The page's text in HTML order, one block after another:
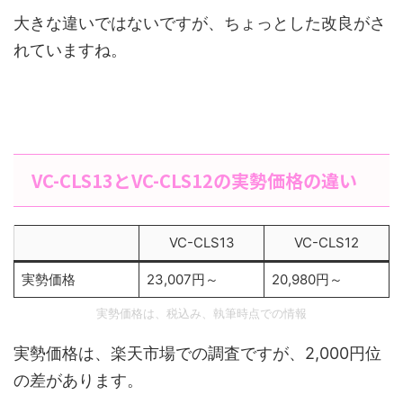
大きな違いではないですが、ちょっとした改良がさ
れていますね。
VC-CLS13とVC-CLS12の実勢価格の違い
VC-CLS13 VC-CLS12
実勢価格 23,007円～ 20,980円～
実勢価格は、税込み、執筆時点での情報
実勢価格は、楽天市場での調査ですが、2,000円位
の差があります。